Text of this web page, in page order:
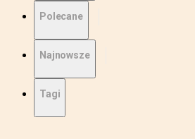
Polecane
Najnowsze
Tagi